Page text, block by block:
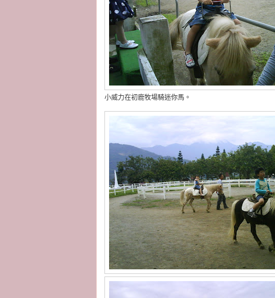
小威力在初鹿牧場騎迷你馬。